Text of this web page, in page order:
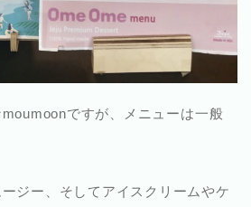
ですが、メニューは一般
ジー、そしてアイスクリームやケ